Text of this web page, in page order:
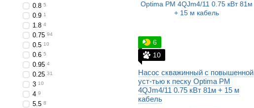
6
10
Насос скважинный с повышенной
уст-тью к песку Optima PM
4QJm4/11 0.75 кВт 81м + 15 м
кабель
0.8 5
0.9 1
1.8 4
0.75 94
0.5 10
0.6 5
0.95 4
0.25 31
3 10
4 9
5.5 8